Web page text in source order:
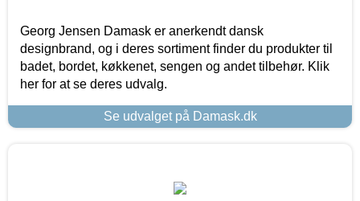
Georg Jensen Damask er anerkendt dansk
designbrand, og i deres sortiment finder du produkter til
badet, bordet, køkkenet, sengen og andet tilbehør. Klik
her for at se deres udvalg.
Se udvalget på Damask.dk